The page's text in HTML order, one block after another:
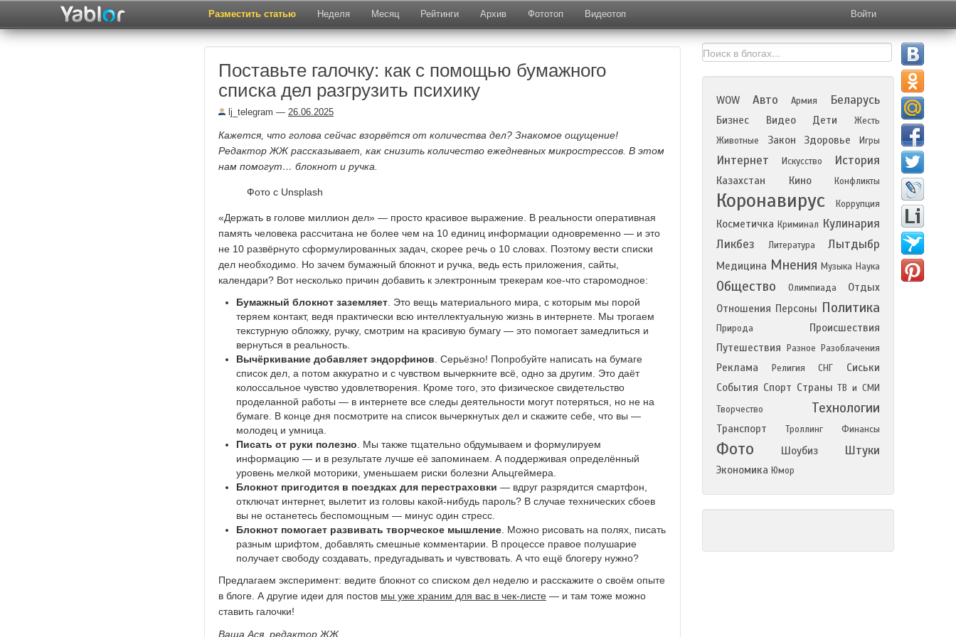
Разместить статью Неделя Месяц Рейтинги Архив Фототоп Видеотоп Войти
Поставьте галочку: как с помощью бумажного
списка дел разгрузить психику
lj_telegram — 26.06.2025
Кажется, что голова сейчас взорвётся от количества дел? Знакомое ощущение!
Редактор ЖЖ рассказывает, как снизить количество ежедневных микрострессов. В этом
нам помогут… блокнот и ручка.
Фото с Unsplash
«Держать в голове миллион дел» — просто красивое выражение. В реальности оперативная
память человека рассчитана не более чем на 10 единиц информации одновременно — и это
не 10 развёрнуто сформулированных задач, скорее речь о 10 словах. Поэтому вести списки
дел необходимо. Но зачем бумажный блокнот и ручка, ведь есть приложения, сайты,
календари? Вот несколько причин добавить к электронным трекерам кое-что старомодное:
Бумажный блокнот заземляет . Это вещь материального мира, с которым мы порой
теряем контакт, ведя практически всю интеллектуальную жизнь в интернете. Мы трогаем
текстурную обложку, ручку, смотрим на красивую бумагу — это помогает замедлиться и
вернуться в реальность.
Вычёркивание добавляет эндорфинов . Серьёзно! Попробуйте написать на бумаге
список дел, а потом аккуратно и с чувством вычеркните всё, одно за другим. Это даёт
колоссальное чувство удовлетворения. Кроме того, это физическое свидетельство
проделанной работы — в интернете все следы деятельности могут потеряться, но не на
бумаге. В конце дня посмотрите на список вычеркнутых дел и скажите себе, что вы —
молодец и умница.
Писать от руки полезно . Мы также тщательно обдумываем и формулируем
информацию — и в результате лучше её запоминаем. А поддерживая определённый
уровень мелкой моторики, уменьшаем риски болезни Альцгеймера.
Блокнот пригодится в поездках для перестраховки — вдруг разрядится смартфон,
отключат интернет, вылетит из головы какой-нибудь пароль? В случае технических сбоев
вы не останетесь беспомощным — минус один стресс.
Блокнот помогает развивать творческое мышление . Можно рисовать на полях, писать
разным шрифтом, добавлять смешные комментарии. В процессе правое полушарие
получает свободу создавать, предугадывать и чувствовать. А что ещё блогеру нужно?
Предлагаем эксперимент: ведите блокнот со списком дел неделю и расскажите о своём опыте
в блоге. А другие идеи для постов мы уже храним для вас в чек-листе — и там тоже можно
ставить галочки!
Ваша Ася, редактор ЖЖ
WOW Авто Армия Беларусь
Бизнес Видео Дети
Жесть
Животные
Закон Здоровье Игры
Интернет Искусство История
Казахстан Кино Конфликты
Коронавирус Коррупция
Косметичка Криминал Кулинария
Ликбез
Литература Лытдыбр
Медицина Мнения Музыка Наука
Общество Олимпиада
Отдых
Отношения Персоны Политика
Природа
Происшествия
Путешествия
Разное Разоблачения
Реклама Религия СНГ
Сиськи
События Спорт Страны ТВ и СМИ
Творчество
Технологии
Транспорт Троллинг Финансы
Фото Шоубиз Штуки
Экономика Юмор